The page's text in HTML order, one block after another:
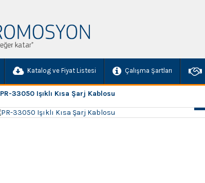
Katalog ve Fiyat Listesi Çalışma Şartları
PR-33050 Işıklı Kısa Şarj Kablosu